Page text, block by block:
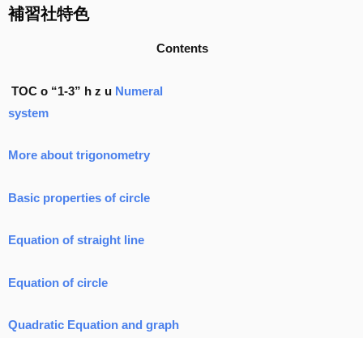
一
補習社特色
Contents
TOC o “1-3” h z u Numeral
system
More about trigonometry
Basic properties of circle
Equation of straight line
Equation of circle
Quadratic Equation and graph